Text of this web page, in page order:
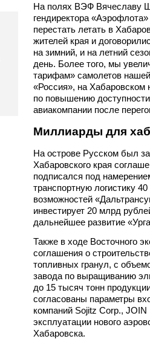
На полях ВЭФ Вячеславу
гендиректора
перестать летать в
жителей края и
на зимний, и на летний
день. Более того, мы
тарифам» самолетов
«Россия», на Хабаровском
по повышению
авиакомпании после
Миллиарды для
На острове Русском был
Хабаровского края
подписался под
транспортную логистику
возможностей
инвестирует 20 млрд
дальнейшее развитие
Также в ходе Восточного
соглашения о
топливных гранул, с
завода по выращиванию
до 15 тысяч тонн
согласованы параметры
компаний Sojitz Corp., JOIN
эксплуатации нового
Хабаровска.